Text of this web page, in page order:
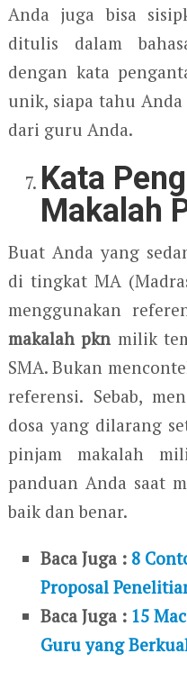
Anda juga bisa
ditulis dalam
dengan kata
unik, siapa tahu
dari guru Anda.
Kata
Makalah
Buat Anda yang
di tingkat MA
menggunakan
makalah pkn milik
SMA. Bukan
referensi. Sebab,
dosa yang dilarang
pinjam makalah
panduan Anda saat
baik dan benar.
Baca Juga : 8
Proposal
Baca Juga : 15
Guru yang